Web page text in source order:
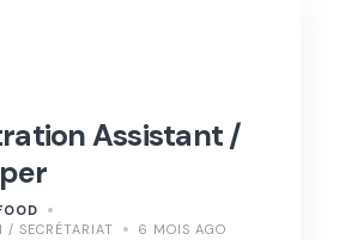
Assistant /
/ SECRÉTARIAT
6 MOIS AGO